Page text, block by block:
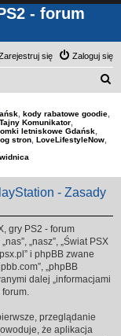
- forum
Zaloguj się
się
kody rabatowe goodie
Komunikator
letniskowe Gdańsk
stron LoveLifestyleNow
- Zasady
gry PS2 - forum
„nasz”, „Świat PSX
i phpBB zwane
„phpBB
dalej „informacjami
przeglądanie
że aplikacja